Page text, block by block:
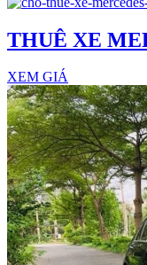
THUÊ XE
XEM GIÁ